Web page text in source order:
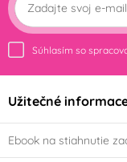
Súhlasím so
Užitečné
Ebook na stiahnutie